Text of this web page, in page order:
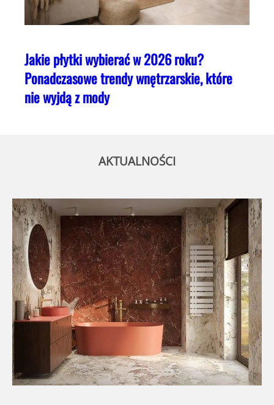
Jakie płytki wybierać w 2026 roku?
Ponadczasowe trendy wnętrzarskie, które
nie wyjdą z mody
AKTUALNOŚCI